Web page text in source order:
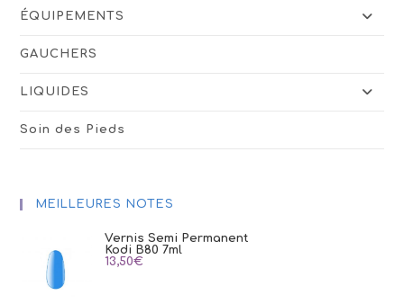
ÉQUIPEMENTS
GAUCHERS
LIQUIDES
Soin des Pieds
MEILLEURES NOTES
Vernis Semi Permanent
Kodi B80 7ml
13,50€